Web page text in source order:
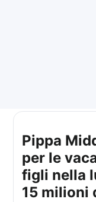
Pippa
per le
figli nella
15 milioni